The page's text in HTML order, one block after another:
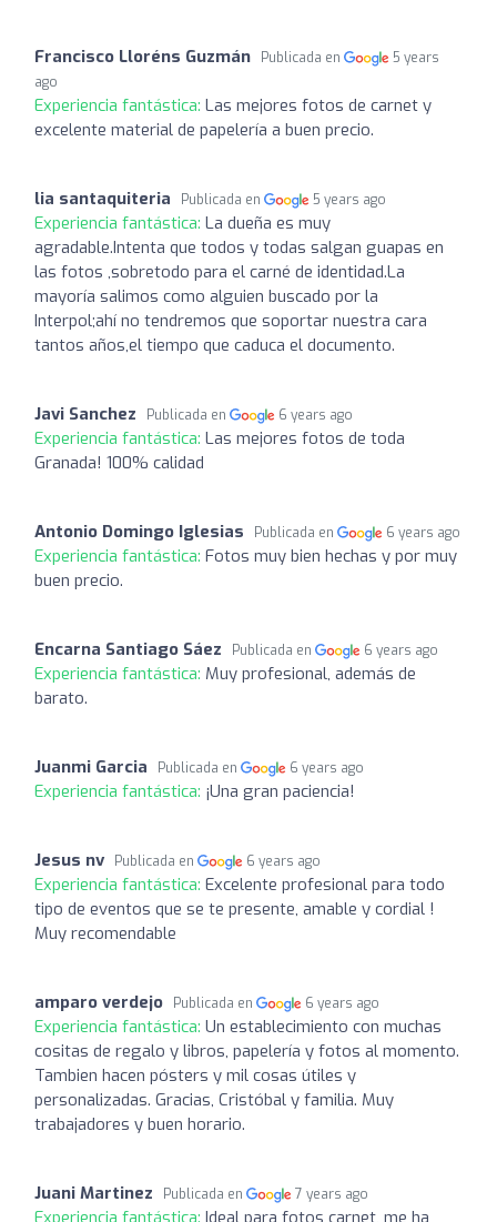
Francisco Lloréns Guzmán Publicada en
5 years
ago
Experiencia fantástica: Las mejores fotos de carnet y
excelente material de papelería a buen precio.
lia santaquiteria Publicada en 5 years ago
Experiencia fantástica: La dueña es muy
agradable.Intenta que todos y todas salgan guapas en
las fotos ,sobretodo para el carné de identidad.La
mayoría salimos como alguien buscado por la
Interpol;ahí no tendremos que soportar nuestra cara
tantos años,el tiempo que caduca el documento.
Javi Sanchez Publicada en 6 years ago
Experiencia fantástica: Las mejores fotos de toda
Granada! 100% calidad
Antonio Domingo Iglesias Publicada en 6 years ago
Experiencia fantástica: Fotos muy bien hechas y por muy
buen precio.
Encarna Santiago Sáez Publicada en 6 years ago
Experiencia fantástica: Muy profesional, además de
barato.
Juanmi Garcia Publicada en 6 years ago
Experiencia fantástica: ¡Una gran paciencia!
Jesus nv Publicada en 6 years ago
Experiencia fantástica: Excelente profesional para todo
tipo de eventos que se te presente, amable y cordial !
Muy recomendable
amparo verdejo Publicada en 6 years ago
Experiencia fantástica: Un establecimiento con muchas
cositas de regalo y libros, papelería y fotos al momento.
Tambien hacen pósters y mil cosas útiles y
personalizadas. Gracias, Cristóbal y familia. Muy
trabajadores y buen horario.
Juani Martinez Publicada en 7 years ago
Experiencia fantástica: Ideal para fotos carnet, me ha